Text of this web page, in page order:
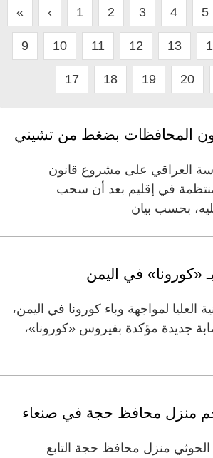
« ‹ 1 2 3 4 5
9 10 11 12 13
17 18 19 20
المحافظات بضغط من تشيني
العراقي على مشروع قانون
في إقليم بعد أن سحب
بحسب بيان
العليا لمواجهة وباء كورونا في اليمن،
حالة إصابة جديدة مؤكدة بفيروس «كورونا»،
منزل محافظ حجة في صنعاء
منزل محافظ حجة التابع